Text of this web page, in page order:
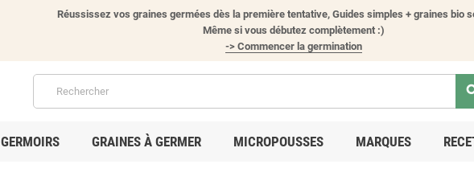
Réussissez vos graines germées dès la première tentative, Guides simples + graines bio
Même si vous débutez complètement :)
-> Commencer la germination
GERMOIRS GRAINES À GERMER MICROPOUSSES MARQUES